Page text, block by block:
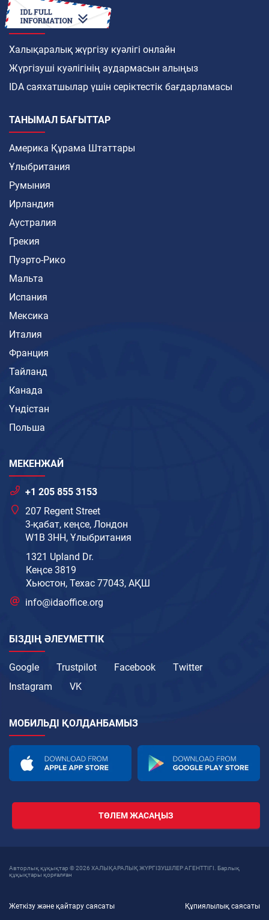
ҚАЛАЙ
Халықаралық жүргізу куәлігі онлайн
Жүргізуші куәлігінің аудармасын алыңыз
IDA саяхатшылар үшін серіктестік бағдарламасы
ТАНЫМАЛ БАҒЫТТАР
Америка Құрама Штаттары
Ұлыбритания
Румыния
Ирландия
Аустралия
Грекия
Пуэрто-Рико
Мальта
Испания
Мексика
Италия
Франция
Тайланд
Канада
Үндістан
Польша
МЕКЕНЖАЙ
+1 205 855 3153
207 Regent Street
3-қабат, кеңсе, Лондон
W1B 3HH, Ұлыбритания
1321 Upland Dr.
Кеңсе 3819
Хьюстон, Техас 77043, АҚШ
info@idaoffice.org
БІЗДІҢ ӘЛЕУМЕТТІК
Google Trustpilot Facebook
Twitter
Instagram
VK
МОБИЛЬДІ ҚОЛДАНБАМЫЗ
ТӨЛЕМ ЖАСАҢЫЗ
Авторлық құқықтар © 2026 ХАЛЫҚАРАЛЫҚ ЖҮРГІЗУШІЛЕР АГЕНТТІГІ. Барлық
құқықтары қорғалған
Жеткізу және қайтару саясаты Құпиялылық саясаты